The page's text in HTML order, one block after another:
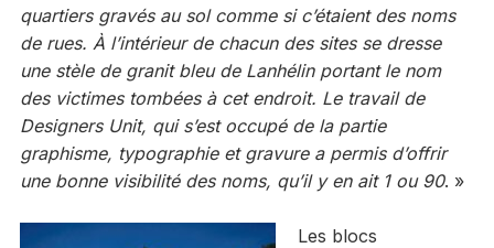
quartiers gravés au sol comme si c’étaient des noms
de rues. À l’intérieur de chacun des sites se dresse
une stèle de granit bleu de Lanhélin portant le nom
des victimes tombées à cet endroit. Le travail de
Designers Unit, qui s’est occupé de la partie
graphisme, typographie et gravure a permis d’offrir
une bonne visibilité des noms, qu’il y en ait 1 ou 90. »
Les blocs